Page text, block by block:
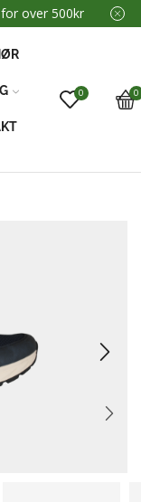
for over 500kr
0 0